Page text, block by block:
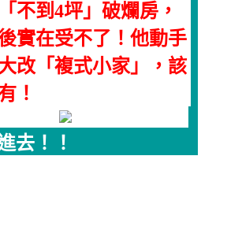
不到4坪」破爛房，
實在受不了！他動手
改「複式小家」，該
！
去！！